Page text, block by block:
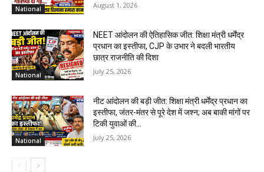
National August 1, 2026
National
NEET आंदोलन की ऐतिहासिक जीत: शिक्षा मंत्री धर्मेंद्र
प्रधान का इस्तीफा, CJP के उभार ने बदली भारतीय
छात्र राजनीति की दिशा
July 25, 2026
National
नीट आंदोलन की बड़ी जीत: शिक्षा मंत्री धर्मेंद्र प्रधान का
इस्तीफा, जंतर-मंतर से पूरे देश में जश्न; अब बाकी मांगों पर
टिकी युवाओं की...
July 25, 2026